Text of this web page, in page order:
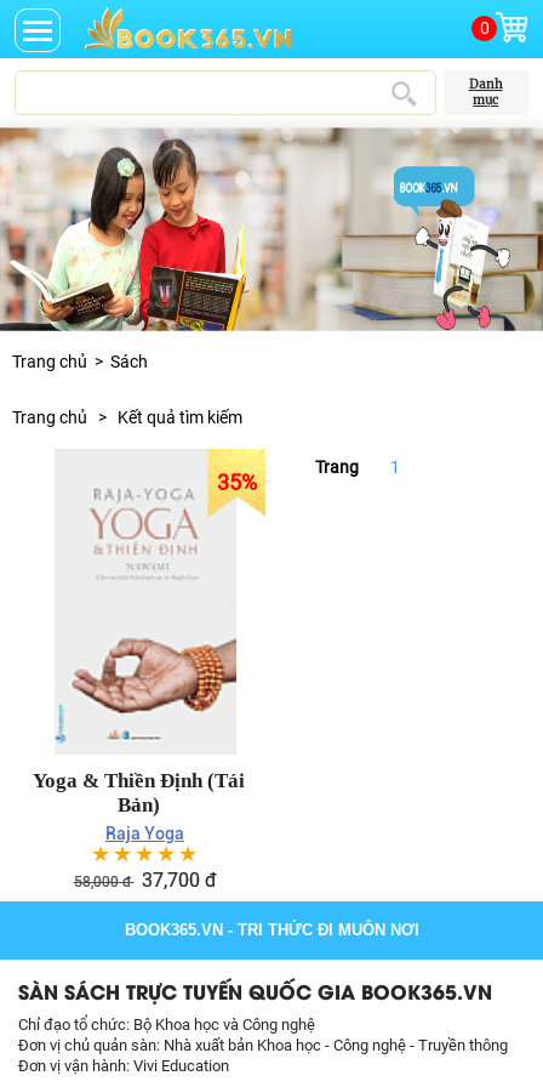
0
Danh
mục
Trang chủ > Sách
Trang chủ > Kết quả tìm kiếm
35%
Yoga & Thiền Định (Tái
Bản)
Raja Yoga
☆☆☆☆☆
58,000 đ 37,700 đ
Trang 1
BOOK365.VN - TRI THỨC ĐI MUÔN NƠI
SÀN SÁCH TRỰC TUYẾN QUỐC GIA BOOK365.VN
Chỉ đạo tổ chức: Bộ Khoa học và Công nghệ
Đơn vị chủ quản sàn: Nhà xuất bản Khoa học - Công nghệ - Truyền thông
Đơn vị vận hành: Vivi Education